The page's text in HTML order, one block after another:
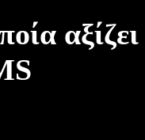
Mercedes
πλέον